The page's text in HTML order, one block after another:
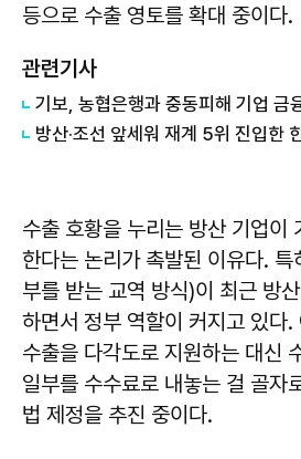
등으로 수출 영토를 확대 중이다.
관련기사
수출 호황을 누리는 방산 기업이
한다는 논리가 촉발된 이유다.
부를 받는 교역 방식)이 최근 방
하면서 정부 역할이 커지고 있다.
수출을 다각도로 지원하는 대신
일부를 수수료로 내놓는 걸 골자
법 제정을 추진 중이다.